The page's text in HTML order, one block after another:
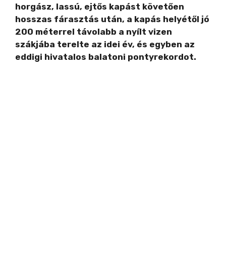
horgász, lassú, ejtős kapást követően
hosszas fárasztás után, a kapás helyétől jó
200 méterrel távolabb a nyílt vizen
szákjába terelte az idei év, és egyben az
eddigi hivatalos balatoni pontyrekordot.